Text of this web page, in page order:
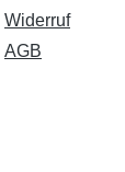
Widerruf
AGB